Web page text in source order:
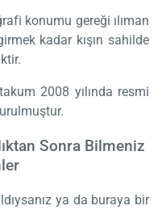
konumu gereği ılıman
kadar kışın sahilde
2008 yılında resmi
Sonra Bilmeniz
ya da buraya bir